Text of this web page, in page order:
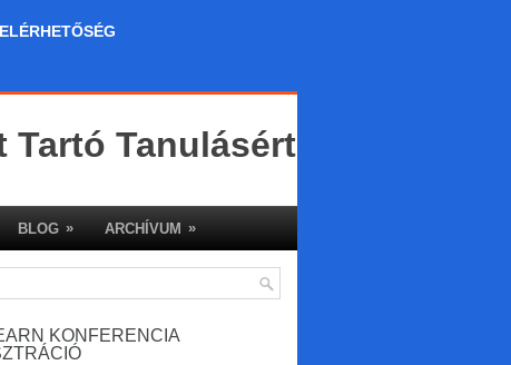
ELÉRHETŐSÉG
Tartó Tanulásért
BLOG » ARCHÍVUM »
KONFERENCIA